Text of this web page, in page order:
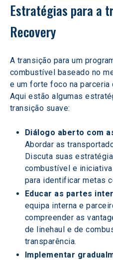
Estratégias para a
Recovery
A transição para um
combustível baseado no
e um forte foco na parceria
Aqui estão algumas
transição suave:
Diálogo aberto com
Abordar as
Discuta suas
combustível e
para identificar metas
Educar as partes
equipa interna e
compreender as
de linehaul e de
transparência.
Implementar